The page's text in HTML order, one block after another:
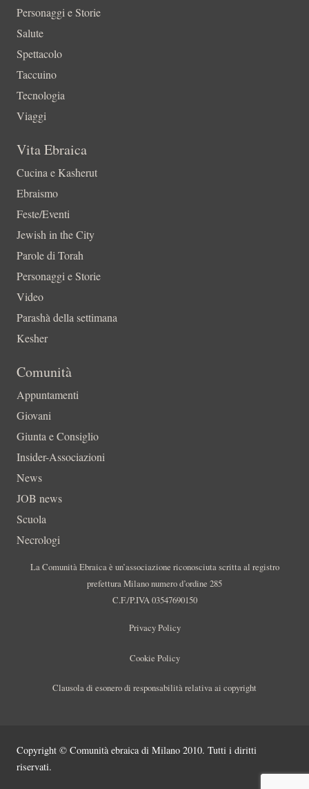
Personaggi e Storie
Salute
Spettacolo
Taccuino
Tecnologia
Viaggi
Vita Ebraica
Cucina e Kasherut
Ebraismo
Feste/Eventi
Jewish in the City
Parole di Torah
Personaggi e Storie
Video
Parashà della settimana
Kesher
Comunità
Appuntamenti
Giovani
Giunta e Consiglio
Insider-Associazioni
News
JOB news
Scuola
Necrologi
La Comunità Ebraica è un’associazione riconosciuta scritta al registro
prefettura Milano numero d’ordine 285
C.F./P.IVA 03547690150
Privacy Policy
Cookie Policy
Clausola di esonero di responsabilità relativa ai copyright
Copyright © Comunità ebraica di Milano 2010. Tutti i diritti
riservati.